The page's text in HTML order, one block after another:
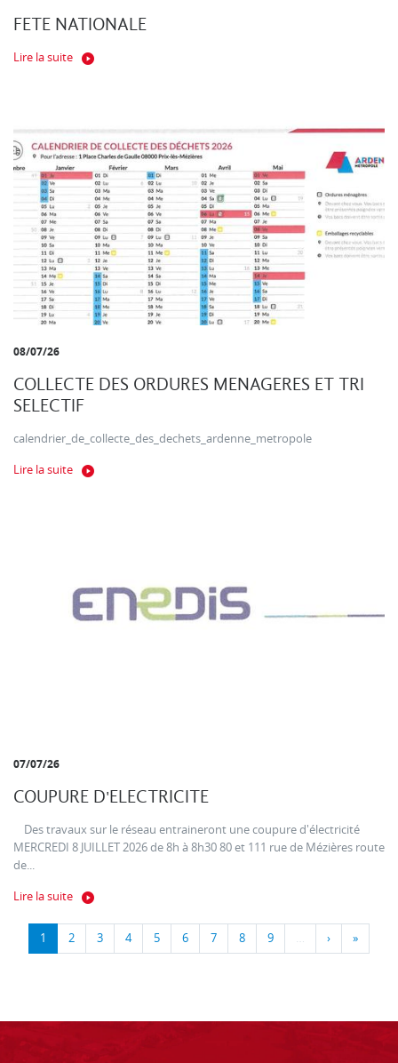
FETE NATIONALE
Lire la suite
08/07/26
COLLECTE DES ORDURES MENAGERES ET TRI
SELECTIF
calendrier_de_collecte_des_dechets_ardenne_metropole
Lire la suite
07/07/26
COUPURE D'ELECTRICITE
Des travaux sur le réseau entraineront une coupure d'électricité
MERCREDI 8 JUILLET 2026 de 8h à 8h30 80 et 111 rue de Mézières route
de...
Lire la suite
1 2 3 4 5 6 7 8 9 … › »